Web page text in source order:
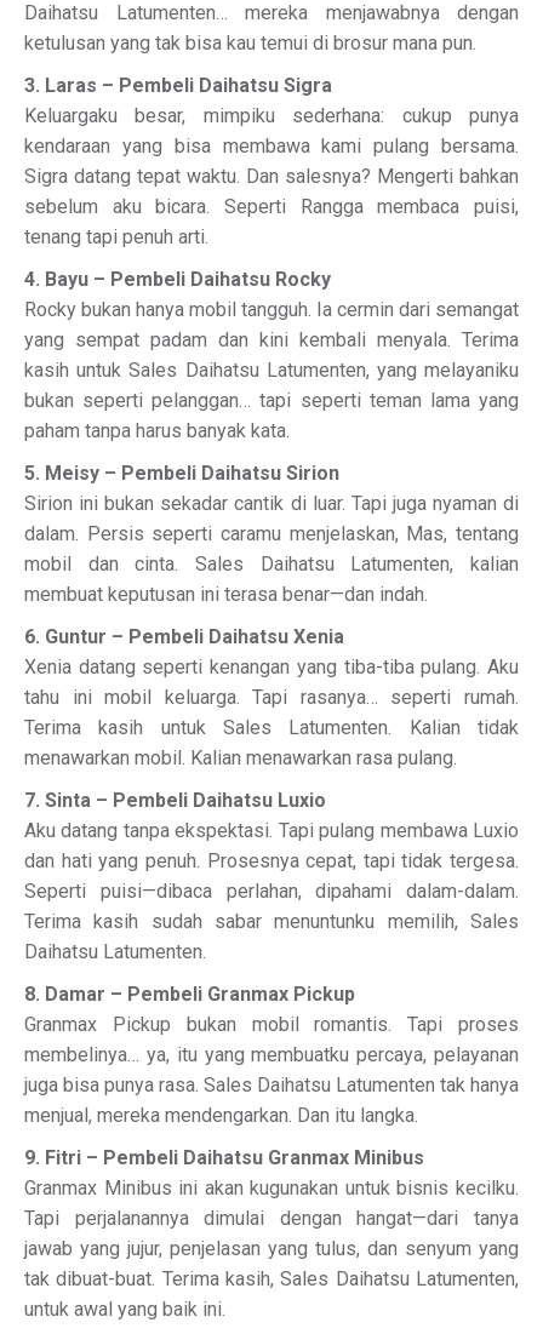
Daihatsu Latumenten… mereka menjawabnya dengan
ketulusan yang tak bisa kau temui di brosur mana pun.
3. Laras – Pembeli Daihatsu Sigra
Keluargaku besar, mimpiku sederhana: cukup punya
kendaraan yang bisa membawa kami pulang bersama.
Sigra datang tepat waktu. Dan salesnya? Mengerti bahkan
sebelum aku bicara. Seperti Rangga membaca puisi,
tenang tapi penuh arti.
4. Bayu – Pembeli Daihatsu Rocky
Rocky bukan hanya mobil tangguh. Ia cermin dari semangat
yang sempat padam dan kini kembali menyala. Terima
kasih untuk Sales Daihatsu Latumenten, yang melayaniku
bukan seperti pelanggan… tapi seperti teman lama yang
paham tanpa harus banyak kata.
5. Meisy – Pembeli Daihatsu Sirion
Sirion ini bukan sekadar cantik di luar. Tapi juga nyaman di
dalam. Persis seperti caramu menjelaskan, Mas, tentang
mobil dan cinta. Sales Daihatsu Latumenten, kalian
membuat keputusan ini terasa benar—dan indah.
6. Guntur – Pembeli Daihatsu Xenia
Xenia datang seperti kenangan yang tiba-tiba pulang. Aku
tahu ini mobil keluarga. Tapi rasanya… seperti rumah.
Terima kasih untuk Sales Latumenten. Kalian tidak
menawarkan mobil. Kalian menawarkan rasa pulang.
7. Sinta – Pembeli Daihatsu Luxio
Aku datang tanpa ekspektasi. Tapi pulang membawa Luxio
dan hati yang penuh. Prosesnya cepat, tapi tidak tergesa.
Seperti puisi—dibaca perlahan, dipahami dalam-dalam.
Terima kasih sudah sabar menuntunku memilih, Sales
Daihatsu Latumenten.
8. Damar – Pembeli Granmax Pickup
Granmax Pickup bukan mobil romantis. Tapi proses
membelinya… ya, itu yang membuatku percaya, pelayanan
juga bisa punya rasa. Sales Daihatsu Latumenten tak hanya
menjual, mereka mendengarkan. Dan itu langka.
9. Fitri – Pembeli Daihatsu Granmax Minibus
Granmax Minibus ini akan kugunakan untuk bisnis kecilku.
Tapi perjalanannya dimulai dengan hangat—dari tanya
jawab yang jujur, penjelasan yang tulus, dan senyum yang
tak dibuat-buat. Terima kasih, Sales Daihatsu Latumenten,
untuk awal yang baik ini.